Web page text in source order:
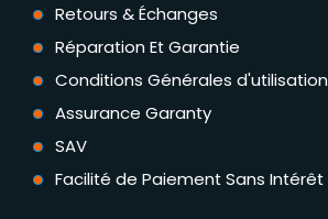
Retours & Échanges
Réparation Et Garantie
Conditions Générales d'utilisation
Assurance Garanty
SAV
Facilité de Paiement Sans Intérêt